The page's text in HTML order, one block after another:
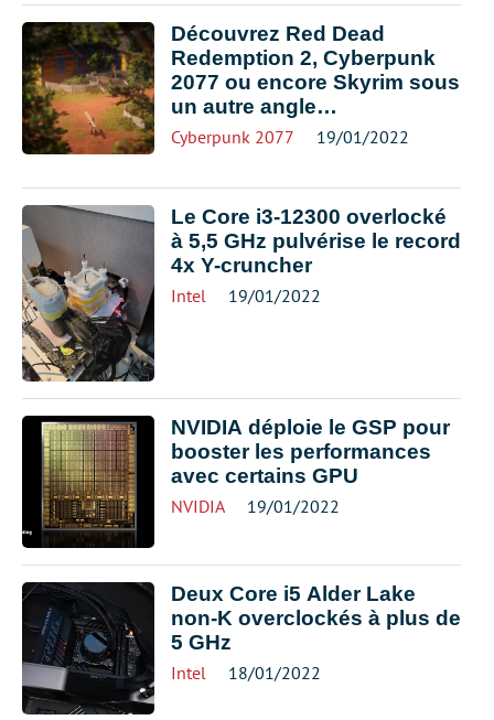
Découvrez Red Dead
Redemption 2, Cyberpunk
2077 ou encore Skyrim sous
un autre angle…
Cyberpunk 2077 19/01/2022
Le Core i3-12300 overlocké
à 5,5 GHz pulvérise le record
4x Y-cruncher
Intel 19/01/2022
NVIDIA déploie le GSP pour
booster les performances
avec certains GPU
NVIDIA 19/01/2022
Deux Core i5 Alder Lake
non-K overclockés à plus de
5 GHz
Intel 18/01/2022